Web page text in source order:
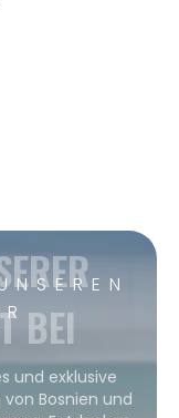
BEI
und exklusive
Bosnien und